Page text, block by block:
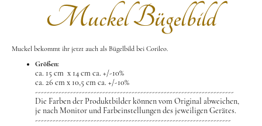
Muckel Bügelbild
Muckel bekommt ihr jetzt auch als Bügelbild bei Corileo.
Größen:
ca. 15 cm x 14 cm ca. +/-10%
ca. 26 cm x 10,5 cm ca. +/-10%
--------------------------------------------------------------------
Die Farben der Produktbilder können vom Original abweichen,
​je nach Monitor und Farbeinstellungen des jeweiligen Gerätes.
-------------------------------------------------------------------